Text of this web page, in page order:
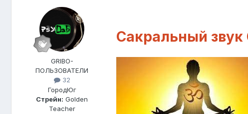
GRIBO-
ПОЛЬЗОВАТЕЛИ
32
ГородЮг
Стрейн: Golden
Teacher
Сакральный